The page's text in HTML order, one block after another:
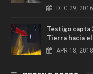
DEC 29, 2016
Testigo capta
Tierra hacia
APR 18, 2018